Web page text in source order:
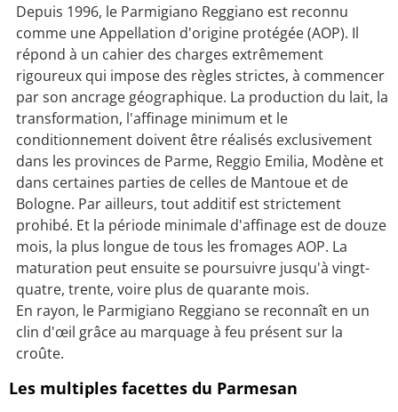
Depuis 1996, le Parmigiano Reggiano est reconnu
comme une Appellation d'origine protégée (AOP). Il
répond à un cahier des charges extrêmement
rigoureux qui impose des règles strictes, à commencer
par son ancrage géographique. La production du lait, la
transformation, l'affinage minimum et le
conditionnement doivent être réalisés exclusivement
dans les provinces de Parme, Reggio Emilia, Modène et
dans certaines parties de celles de Mantoue et de
Bologne. Par ailleurs, tout additif est strictement
prohibé. Et la période minimale d'affinage est de douze
mois, la plus longue de tous les fromages AOP. La
maturation peut ensuite se poursuivre jusqu'à vingt-
quatre, trente, voire plus de quarante mois.
En rayon, le Parmigiano Reggiano se reconnaît en un
clin d'œil grâce au marquage à feu présent sur la
croûte.
Les multiples facettes du Parmesan